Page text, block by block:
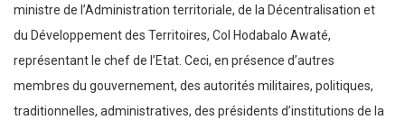
ministre de l’Administration territoriale, de la Décentralisation et
du Développement des Territoires, Col Hodabalo Awaté,
représentant le chef de l’Etat. Ceci, en présence d’autres
membres du gouvernement, des autorités militaires, politiques,
traditionnelles, administratives, des présidents d’institutions de la